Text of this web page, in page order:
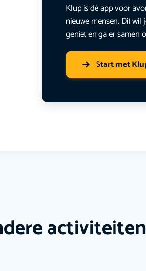
Klup is dé app voor
nieuwe mensen. Dit
geniet en ga er samen
Start met
activiteiten